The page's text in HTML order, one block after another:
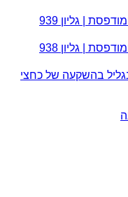
| גליון 939
| גליון 938
בהשקעה של כחצי